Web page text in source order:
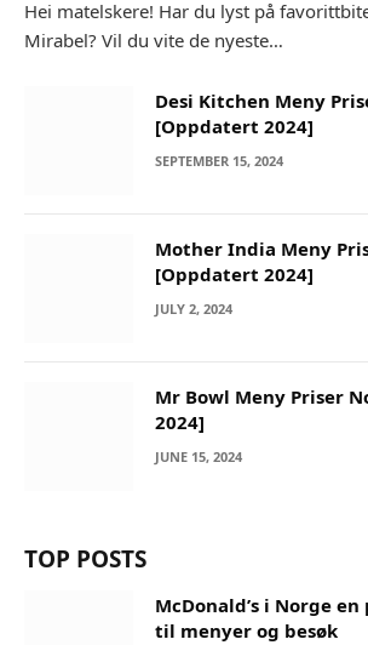
Hei matelskere! Har du lyst på
Mirabel? Vil du vite de nyeste…
Desi Kitchen Meny
[Oppdatert 2024]
SEPTEMBER 15, 2024
Mother India Meny
[Oppdatert 2024]
JULY 2, 2024
Mr Bowl Meny Priser
2024]
JUNE 15, 2024
TOP POSTS
McDonald’s i Norge
til menyer og besøk